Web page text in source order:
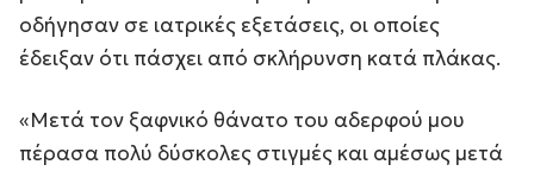
οδήγησαν σε ιατρικές εξετάσεις, οι οποίες
έδειξαν ότι πάσχει από σκλήρυνση κατά πλάκας.
«Μετά τον ξαφνικό θάνατο του αδερφού μου
πέρασα πολύ δύσκολες στιγμές και αμέσως μετά